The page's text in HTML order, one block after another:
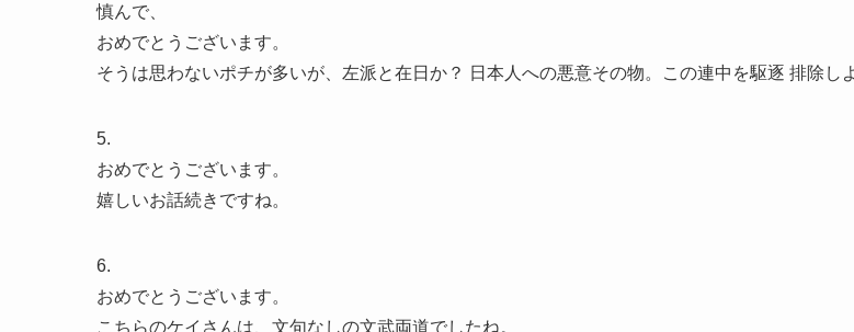
慎んで、
おめでとうございます。
そうは思わないポチが多いが、左派と在日か？ 日本人への悪意その物。この連中を駆逐 排除し
5.
おめでとうございます。
嬉しいお話続きですね。
6.
おめでとうございます。
こちらのケイさんは、文句なしの文武両道でしたね。